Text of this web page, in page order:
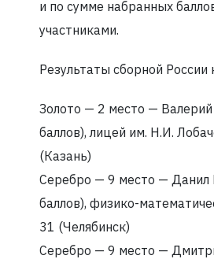
и по сумме набранных
участниками.
Результаты сборной
Золото — 2 место —
баллов), лицей им. Н.И.
(Казань)
Серебро — 9 место —
баллов), физико-
31 (Челябинск)
Серебро — 9 место —